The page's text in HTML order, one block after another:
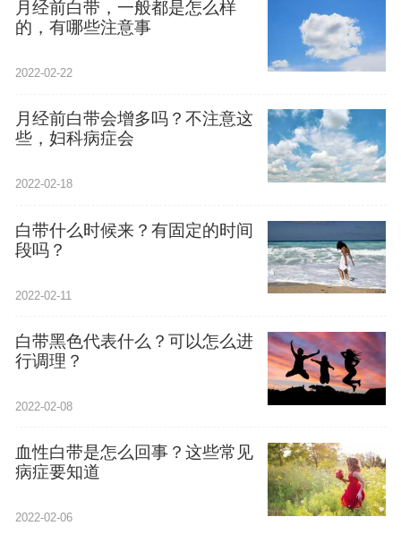
月经前白带，一般都是怎么样
的，有哪些注意事
2022-02-22
月经前白带会增多吗？不注意这
些，妇科病症会
2022-02-18
白带什么时候来？有固定的时间
段吗？
2022-02-11
白带黑色代表什么？可以怎么进
行调理？
2022-02-08
血性白带是怎么回事？这些常见
病症要知道
2022-02-06